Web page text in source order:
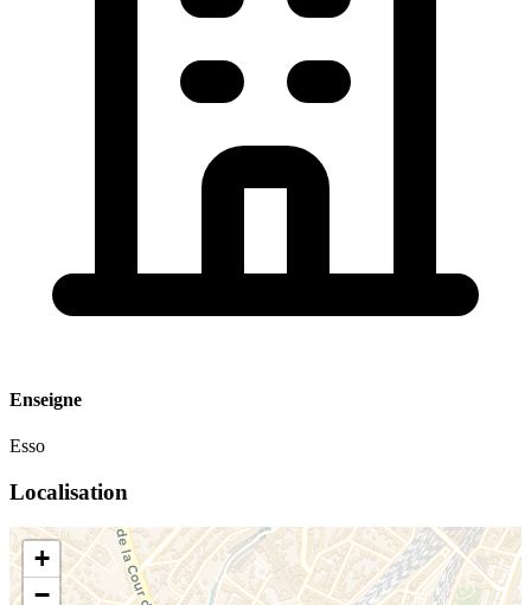
Enseigne
Esso
Localisation
+
−